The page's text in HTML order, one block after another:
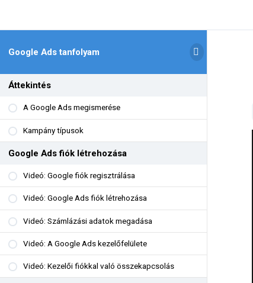
Google Ads tanfolyam
Áttekintés
A Google Ads megismerése
Kampány típusok
Google Ads fiók létrehozása
Videó: Google fiók regisztrálása
Videó: Google Ads fiók létrehozása
Videó: Számlázási adatok megadása
Videó: A Google Ads kezelőfelülete
Videó: Kezelői fiókkal való összekapcsolás